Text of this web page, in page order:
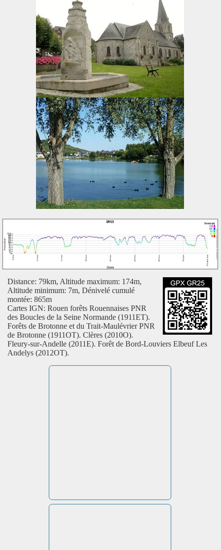
Distance: 79km, Altitude maximum: 174m,
Altitude minimum: 7m, Dénivelé cumulé
montée: 865m
Cartes IGN: Rouen forêts Rouennaises PNR
des Boucles de la Seine Normande (1911ET).
Forêts de Brotonne et du Trait-Maulévrier PNR
de Brotonne (1911OT). Clères (2010O).
Fleury-sur-Andelle (2011E). Forêt de Bord-Louviers Elbeuf Les
Andelys (2012OT).